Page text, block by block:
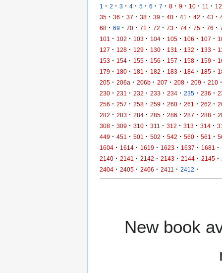
1 · 2 · 3 · 4 · 5 · 6 · 7 · 8 · 9 · 10 · 11 · 12
35 · 36 · 37 · 38 · 39 · 40 · 41 · 42 · 43 ·
68 · 69 · 70 · 71 · 72 · 73 · 74 · 75 · 76 ·
101
· 102 · 103 · 104 · 105 · 106 · 107 ·
127 · 128 · 129 · 130 · 131 · 132 · 133 ·
153 · 154 · 155 · 156 · 157 · 158 · 159 ·
179 · 180 · 181 · 182 · 183 · 184 · 185 ·
205 · 206a · 206b · 207 · 208 · 209 · 210 ·
230 · 231 · 232 · 233 · 234 · 235 · 236 ·
256 · 257 · 258 · 259 · 260 · 261 · 262 ·
282 · 283 · 284 · 285 · 286 · 287 · 288 ·
308 · 309 · 310 · 311 · 312 · 313 · 314 ·
449 · 451 · 501 · 502 · 542 · 560 · 561 ·
1604 · 1614 · 1619 · 1623 · 1637 · 1681 ·
2140 · 2141 · 2142 · 2143 · 2144 · 2145 ·
2404 · 2405 · 2406 · 2411 · 2412 ·
New book